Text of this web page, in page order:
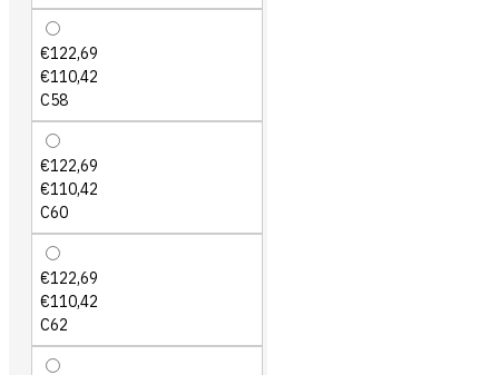
€122,69
€110,42
C58
€122,69
€110,42
C60
€122,69
€110,42
C62